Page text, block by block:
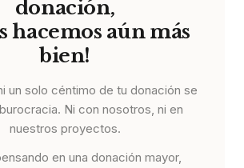
donación,
hacemos aún más
bien!
un solo céntimo de tu donación se
Ni con nosotros, ni en
nuestros proyectos.
en una donación mayor,